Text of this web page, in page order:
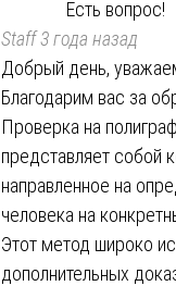
Есть вопрос!
Staff3 года назад
Добрый день,
Благодарим вас за
Проверка на
представляет собой
направленное на
человека на
Этот метод широко
дополнительных